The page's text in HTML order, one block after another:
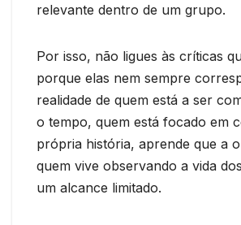
relevante dentro de um grupo.
Por isso, não ligues às críticas
porque elas nem sempre
realidade de quem está a ser
o tempo, quem está focado em
própria história, aprende que a
quem vive observando a vida
um alcance limitado.